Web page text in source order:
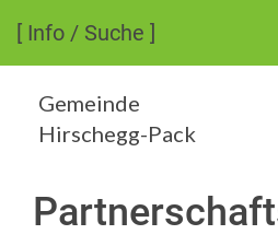
[ Info / Suche ]
Gemeinde
Hirschegg-Pack